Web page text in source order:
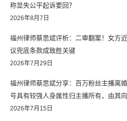
称显失公平起诉要回？
2026年8月7日
福州律师蔡思斌评析：二审翻案！女方
议兜底条款成致胜关键
2026年7月29日
福州律师蔡思斌分享：百万粉丝主播离
号具有较强人身属性归主播所有，由其
2026年7月15日